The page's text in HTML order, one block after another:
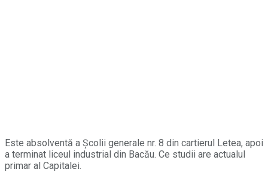
Este absolventă a Școlii generale nr. 8 din cartierul Letea, apoi
a terminat liceul industrial din Bacău. Ce studii are actualul
primar al Capitalei.